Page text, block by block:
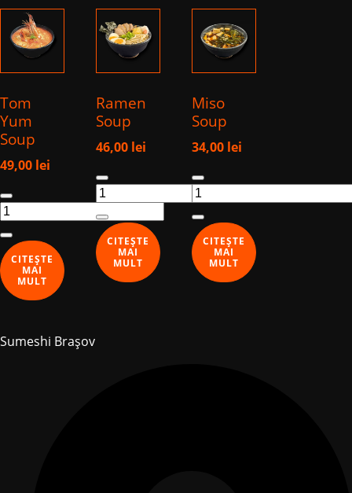
Tom
Yum
Soup
49,00 lei
Cantitate
Tom
Yum
Soup
CITEȘTE
MAI
MULT
Ramen
Soup
46,00 lei
Cantitate
Ramen
Soup
CITEȘTE
MAI
MULT
Miso
Soup
34,00 lei
Cantitate
Miso
Soup
CITEȘTE
MAI
MULT
Sumeshi Brașov